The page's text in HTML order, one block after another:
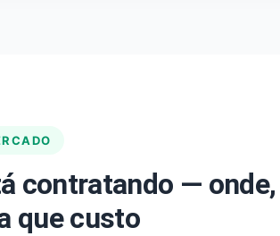
contratando — onde,
que custo